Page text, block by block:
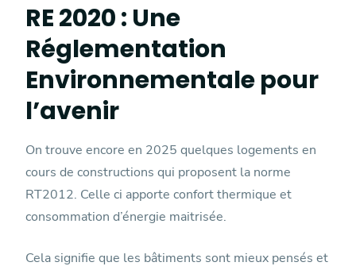
RE 2020 : Une
Réglementation
Environnementale pour
l’avenir
On trouve encore en 2025 quelques logements en
cours de constructions qui proposent la norme
RT2012. Celle ci apporte confort thermique et
consommation d’énergie maitrisée.
Cela signifie que les bâtiments sont mieux pensés et